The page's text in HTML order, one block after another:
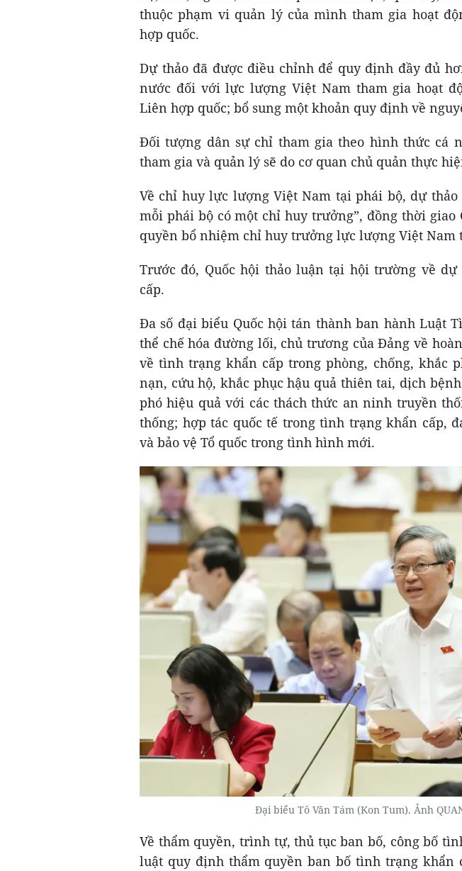
thuộc phạm vi quản lý của mình tham gia hoạt
hợp quốc.
Dự thảo đã được điều chỉnh để quy định đầy đủ
nước đối với lực lượng Việt Nam tham gia hoạt
Liên hợp quốc; bổ sung một khoản quy định về
Đối tượng dân sự chỉ tham gia theo hình thức cá
tham gia và quản lý sẽ do cơ quan chủ quản thực
Về chỉ huy lực lượng Việt Nam tại phái bộ, dự
mỗi phái bộ có một chỉ huy trưởng”, đồng thời
quyền bổ nhiệm chỉ huy trưởng lực lượng Việt Nam
Trước đó, Quốc hội thảo luận tại hội trường về
cấp.
Đa số đại biểu Quốc hội tán thành ban hành Luật
thể chế hóa đường lối, chủ trương của Đảng về
về tình trạng khẩn cấp trong phòng, chống, khắc
nạn, cứu hộ, khắc phục hậu quả thiên tai, dịch
phó hiệu quả với các thách thức an ninh truyền
thống; hợp tác quốc tế trong tình trạng khẩn cấp,
và bảo vệ Tổ quốc trong tình hình mới.
Đại biểu Tô Văn Tám (Kon Tum). Ảnh
Về thẩm quyền, trình tự, thủ tục ban bố, công bố
luật quy định thẩm quyền ban bố tình trạng khẩn